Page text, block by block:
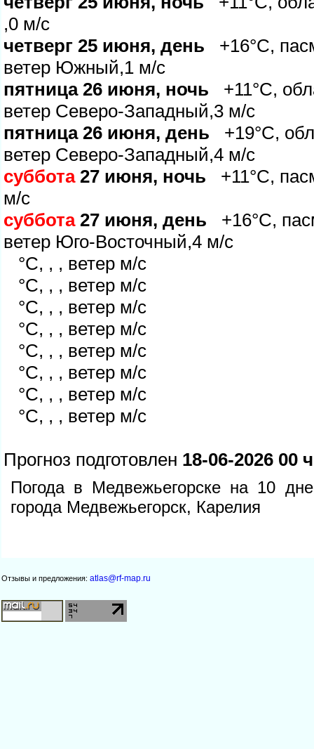
,0 м/с
четверг 25 июня, день +16°C,
етер Южный,1 м/с
пятница 26 июня, ночь +11°C,
етер Северо-Западный,3 м/с
пятница 26 июня, день +19°C,
етер Северо-Западный,4 м/с
суббота27 июня, ночь +11°C,
м/с
суббота27 июня, день +16°C,
етер Юго-Восточный,4 м/с
°C, , , ветер м/с
°C, , , ветер м/с
°C, , , ветер м/с
°C, , , ветер м/с
°C, , , ветер м/с
°C, , , ветер м/с
°C, , , ветер м/с
°C, , , ветер м/с
Прогноз подготовлен 18-06-2026 00 ч
Погода в Медвежьегорске на 10
орода Медвежьегорск, Карелия
Отзывы и предложения: atlas@rf-map.ru